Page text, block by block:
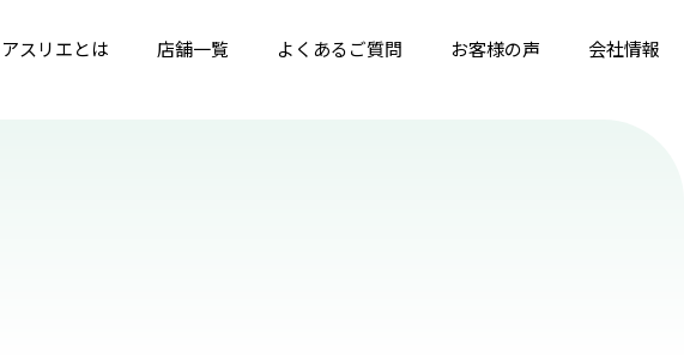
アスリエとは 店舗一覧 よくあるご質問 お客様の声 会社情報